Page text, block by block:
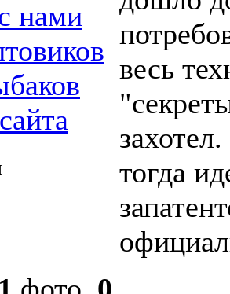
нами
весь
тогда